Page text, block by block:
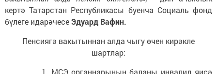
кертә Татарстан Республикасы буенча Социаль фонд
бүлеге идарәчесеЭдуард Вафин.
Пенсиягә вакытыннан алда чыгу өчен кирәкле
шартлар:
1. МСЭ органнарының баланы инвалид яисә